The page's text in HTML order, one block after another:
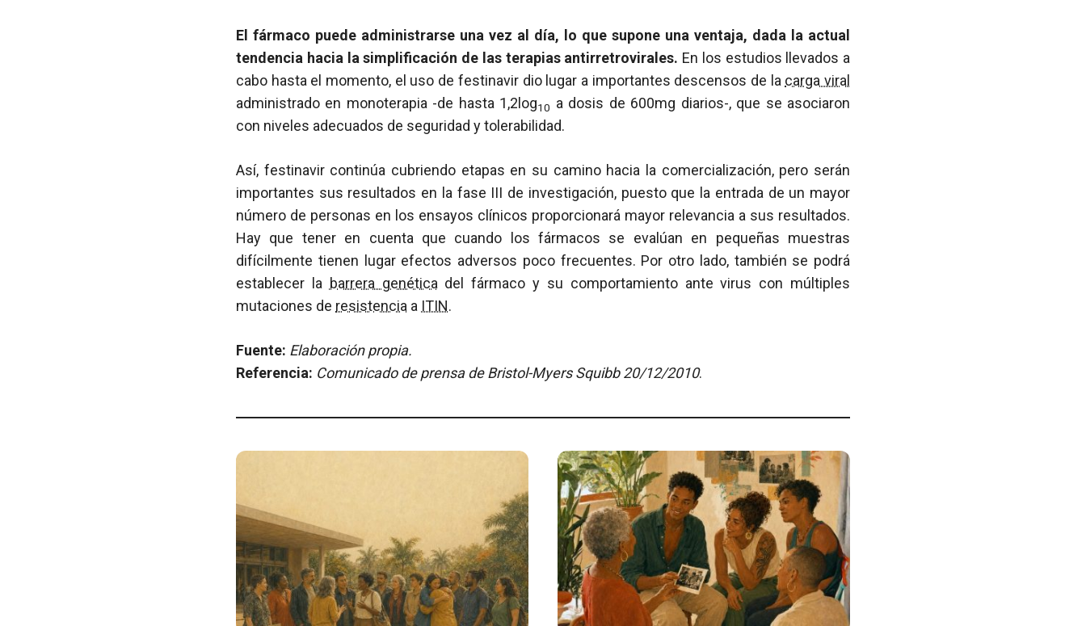
El fármaco puede administrarse una vez al día, lo que supone una ventaja, dada la actual
tendencia hacia la simplificación de las terapias antirretrovirales. En los estudios llevados a
cabo hasta el momento, el uso de festinavir dio lugar a importantes descensos de la carga viral
administrado en monoterapia -de hasta 1,2log10 a dosis de 600mg diarios-, que se asociaron
con niveles adecuados de seguridad y tolerabilidad.
Así, festinavir continúa cubriendo etapas en su camino hacia la comercialización, pero serán
importantes sus resultados en la fase III de investigación, puesto que la entrada de un mayor
número de personas en los ensayos clínicos proporcionará mayor relevancia a sus resultados.
Hay que tener en cuenta que cuando los fármacos se evalúan en pequeñas muestras
difícilmente tienen lugar efectos adversos poco frecuentes. Por otro lado, también se podrá
establecer la barrera genética del fármaco y su comportamiento ante virus con múltiples
mutaciones de resistencia a ITIN.
Fuente: Elaboración propia.
Referencia: Comunicado de prensa de Bristol-Myers Squibb 20/12/2010.